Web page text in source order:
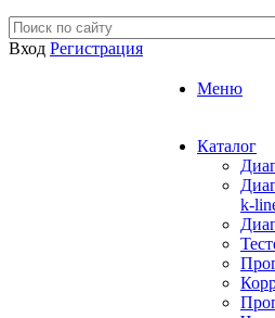
Вход Регистрация
Меню
Каталог
k-